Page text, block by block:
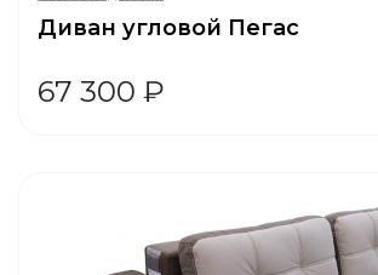
Диван угловой Пегас
67 300 ₽